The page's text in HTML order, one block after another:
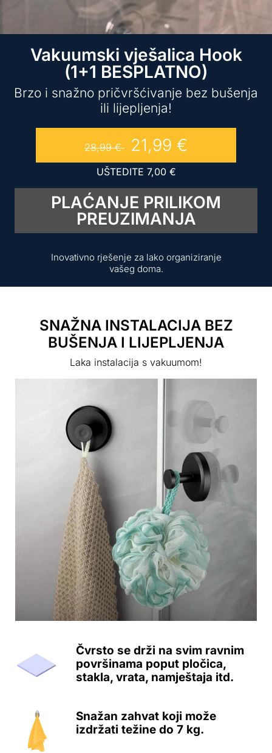
Vakuumski vješalica Hook
(1+1 BESPLATNO)
Brzo i snažno pričvršćivanje bez bušenja
ili lijepljenja!
28,99€ 21,99 €
UŠTEDITE 7,00 €
PLAĆANJE PRILIKOM
PREUZIMANJA
Inovativno rješenje za lako organiziranje
vašeg doma.
SNAŽNA INSTALACIJA BEZ
BUŠENJA I LIJEPLJENJA
Laka instalacija s vakuumom!
Čvrsto se drži na svim ravnim
površinama poput pločica,
stakla, vrata, namještaja itd.
Snažan zahvat koji može
izdržati težine do 7 kg.